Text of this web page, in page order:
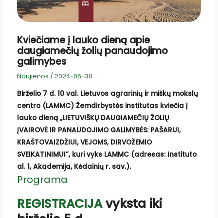
Kviečiame į lauko dieną apie
daugiamečių žolių panaudojimo
galimybes
Naujienos / 2024-05-30
Birželio 7 d. 10 val. Lietuvos agrarinių ir miškų mokslų
centro (LAMMC) Žemdirbystės institutas kviečia į
lauko dieną „LIETUVIŠKŲ DAUGIAMEČIŲ ŽOLIŲ
ĮVAIROVĖ IR PANAUDOJIMO GALIMYBĖS: PAŠARUI,
KRAŠTOVAIZDŽIUI, VEJOMS, DIRVOŽEMIO
SVEIKATINIMUI”, kuri vyks LAMMC (adresas: Instituto
al. 1, Akademija, Kėdainių r. sav.).
Programa
REGISTRACIJAvyksta iki